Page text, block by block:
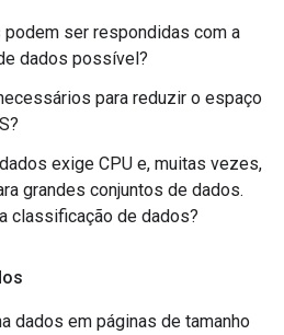
ser respondidas com a
dados possível?
para reduzir o espaço
exige CPU e, muitas vezes,
grandes conjuntos de dados.
classificação de dados?
dados em páginas de tamanho